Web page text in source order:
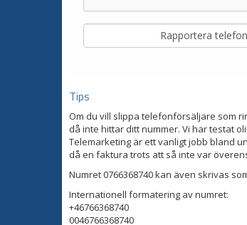
Tips
Om du vill slippa telefonförsäljare som
då inte hittar ditt nummer. Vi har testat
Telemarketing är ett vanligt jobb bland
då en faktura trots att så inte var
Numret 0766368740 kan även skrivas
Internationell formatering av numret:
+46766368740
0046766368740